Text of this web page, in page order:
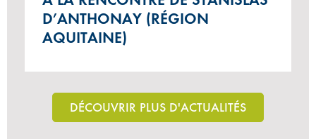
D’ANTHONAY (RÉGION
AQUITAINE)
DÉCOUVRIR PLUS D'ACTUALITÉS